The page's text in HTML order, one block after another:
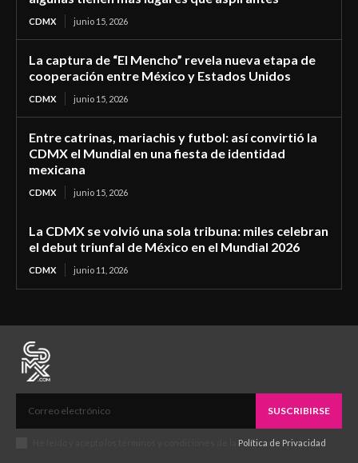
CDMX junio 15, 2026
La captura de “El Mencho” revela nueva etapa de
cooperación entre México y Estados Unidos
CDMX junio 15, 2026
Entre catrinas, mariachis y futbol: así convirtió la
CDMX el Mundial en una fiesta de identidad
mexicana
CDMX junio 15, 2026
La CDMX se volvió una sola tribuna: miles celebran
el debut triunfal de México en el Mundial 2026
CDMX junio 11, 2026
SUSCRIBIRSE
Política de Privacidad